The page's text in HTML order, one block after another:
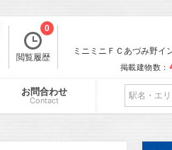
閲覧履歴
0
ミニミニＦＣあづみ野
掲載建物数：
お問合わせ
Contact